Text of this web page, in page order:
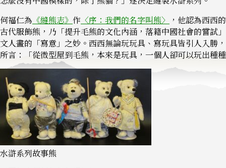
何福仁為 《縫熊志》 作 〈序：我們的名字叫熊〉
，他認為西西
古代服飾熊，乃「提升毛熊的文化內涵，落籍中國社會的嘗試
文人畫的「寫意」之妙。西西無論玩玩具、寫玩具皆引人入勝
所言：「從微型屋到毛熊，本來是玩具，一個人卻可以玩出種
水滸系列故事熊